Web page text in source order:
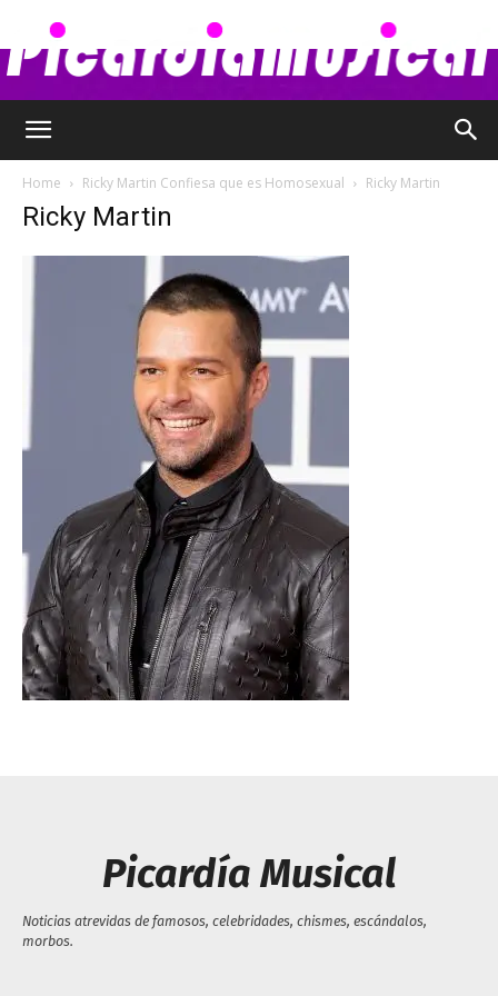
–
Chismes,
Escandalos,Morbo,
Home Ricky Martin Confiesa que es Homosexual Ricky Martin
Ricky Martin
Picardía Musical
Noticias atrevidas de famosos, celebridades, chismes, escándalos,
morbos.